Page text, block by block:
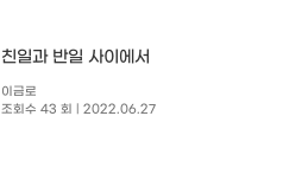
친일과 반일 사이에서
이금로
조회수 43 회
| 2022.06.27